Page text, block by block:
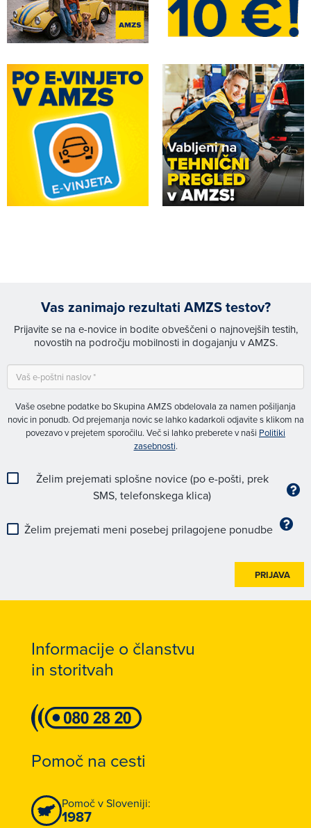
Vas zanimajo rezultati AMZS testov?
Prijavite se na e-novice in bodite obveščeni o najnovejših testih,
novostih na področju mobilnosti in dogajanju v AMZS.
Vaše osebne podatke bo Skupina AMZS obdelovala za namen pošiljanja
novic in ponudb. Od prejemanja novic se lahko kadarkoli odjavite s klikom na
povezavo v prejetem sporočilu. Več si lahko preberete v naši Politiki
zasebnosti.
Želim prejemati splošne novice (po e-pošti, prek
SMS, telefonskega klica)
Želim prejemati meni posebej prilagojene ponudbe
PRIJAVA
Informacije o članstvu
in storitvah
Pomoč na cesti
Pomoč v Sloveniji:
1987